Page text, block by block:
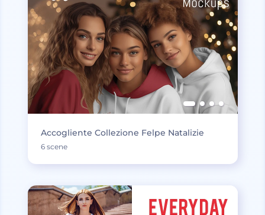
Accogliente Collezione Felpe Natalizie
6 scene